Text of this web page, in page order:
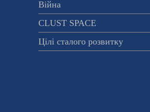
Війна
CLUST SPACE
Цілі сталого розвитку